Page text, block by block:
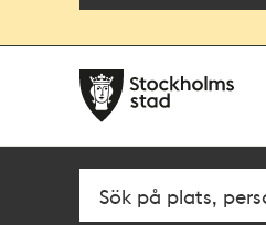
navigationen
huvudinnehållet
Fritextsök